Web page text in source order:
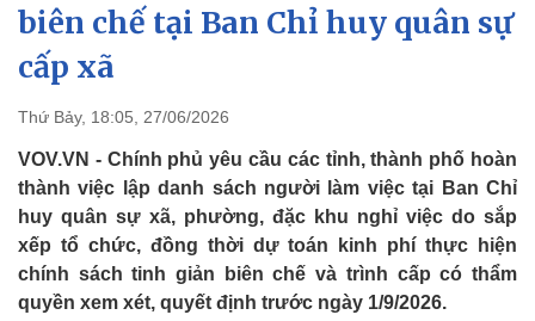
Đảng
Tổ chức nhân sự
Quốc hội
Nhận diện sự thật
Tin 24h
Dự báo thời tiết
biên chế tại Ban Chỉ huy quân sự
cấp xã
Thứ Bảy, 18:05, 27/06/2026
VOV.VN - Chính phủ yêu cầu các tỉnh, thành phố hoàn
thành việc lập danh sách người làm việc tại Ban Chỉ
huy quân sự xã, phường, đặc khu nghỉ việc do sắp
xếp tổ chức, đồng thời dự toán kinh phí thực hiện
chính sách tinh giản biên chế và trình cấp có thẩm
quyền xem xét, quyết định trước ngày 1/9/2026.